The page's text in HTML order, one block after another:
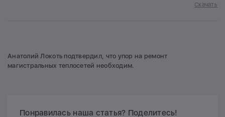
Скачать
Анатолий Локоть подтвердил, что упор на ремонт
магистральных теплосетей необходим.
Понравилась наша статья? Поделитесь!